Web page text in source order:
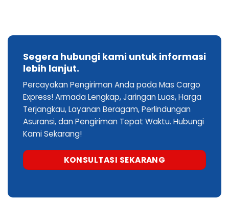
Segera hubungi kami untuk informasi
lebih lanjut.
Percayakan Pengiriman Anda pada Mas Cargo
Express! Armada Lengkap, Jaringan Luas, Harga
Terjangkau, Layanan Beragam, Perlindungan
Asuransi, dan Pengiriman Tepat Waktu. Hubungi
Kami Sekarang!
KONSULTASI SEKARANG